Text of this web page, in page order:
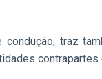
traz